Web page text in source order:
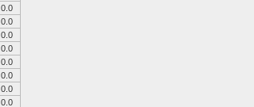
0.0
0.0
0.0
0.0
0.0
0.0
0.0
0.0